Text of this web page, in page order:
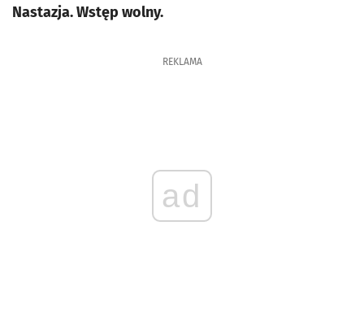
Nastazja. Wstęp wolny.
REKLAMA
ad